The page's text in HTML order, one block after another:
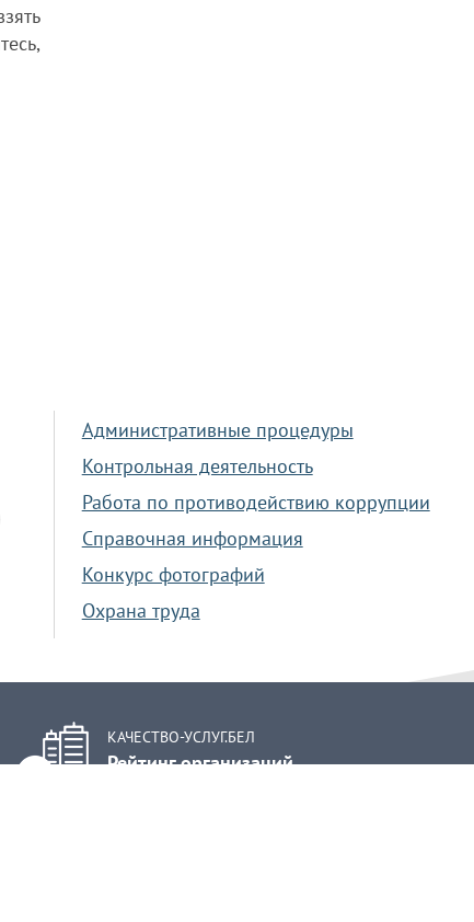
Административные процедуры
Контрольная деятельность
Работа по противодействию коррупции
Справочная информация
Конкурс фотографий
Охрана труда
КАЧЕСТВО-УСЛУГ.БЕЛ
Рейтинг организаций